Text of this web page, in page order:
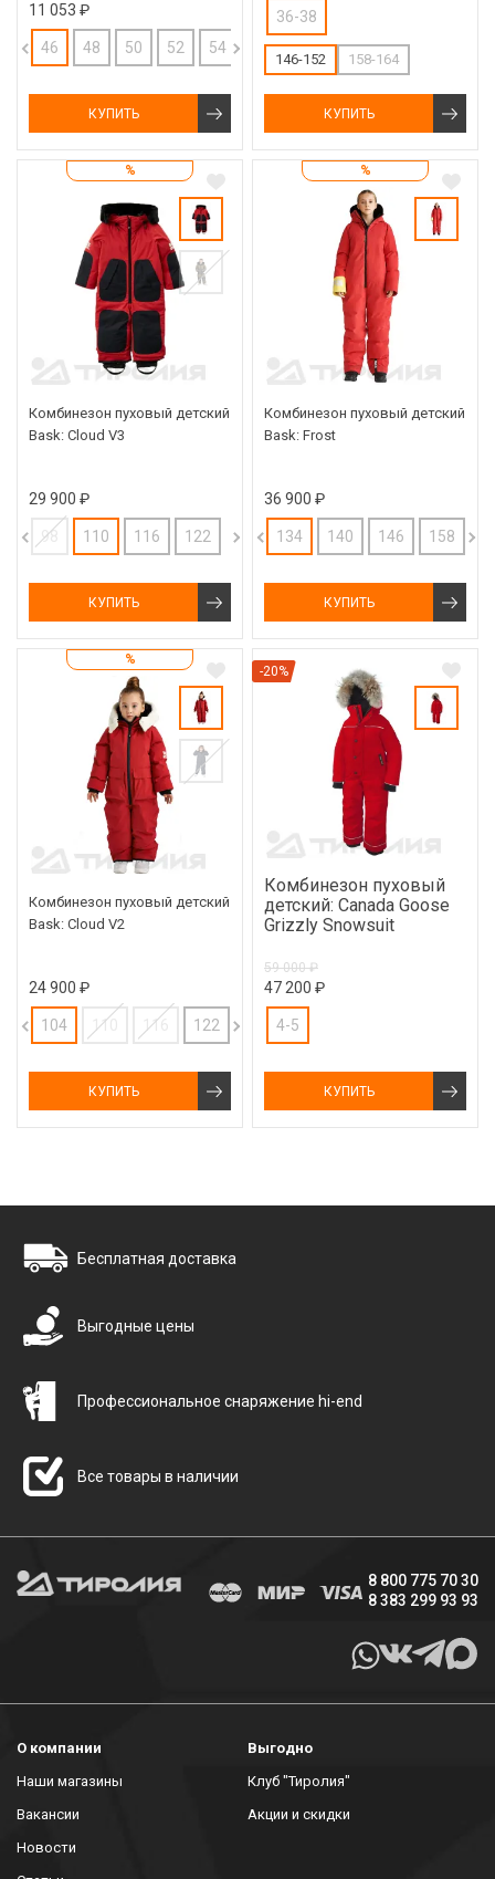
11 053 ₽
46 48 50 52 54
КУПИТЬ
36-38
146-152 158-164
КУПИТЬ
%
Комбинезон пуховый детский
Bask: Cloud V3
29 900 ₽
98 110 116 122
КУПИТЬ
%
Комбинезон пуховый детский
Bask: Frost
36 900 ₽
134 140 146 158
КУПИТЬ
%
Комбинезон пуховый детский
Bask: Cloud V2
24 900 ₽
104 110 116 122
КУПИТЬ
-20%
Комбинезон пуховый
детский: Canada Goose
Grizzly Snowsuit
59 000 ₽
47 200 ₽
4-5
КУПИТЬ
Бесплатная доставка
Выгодные цены
Профессиональное снаряжение hi-end
Все товары в наличии
8 800 775 70 30
8 383 299 93 93
О компании
Наши магазины
Вакансии
Новости
Выгодно
Клуб "Тиролия"
Акции и скидки